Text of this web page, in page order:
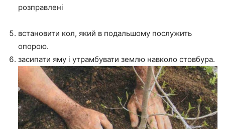
розправлені
встановити кол, який в подальшому послужить
опорою.
засипати яму і утрамбувати землю навколо стовбура.